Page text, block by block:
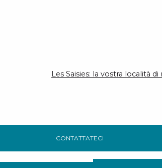
Les Saisies: la vostra località
CONTATTATECI